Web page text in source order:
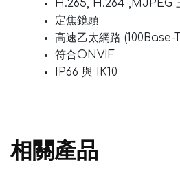
H.265, H.264 ,MJPEG
定焦鏡頭
高速乙太網路 (100Base-
符合ONVIF
IP66 與 IK10
相關產品